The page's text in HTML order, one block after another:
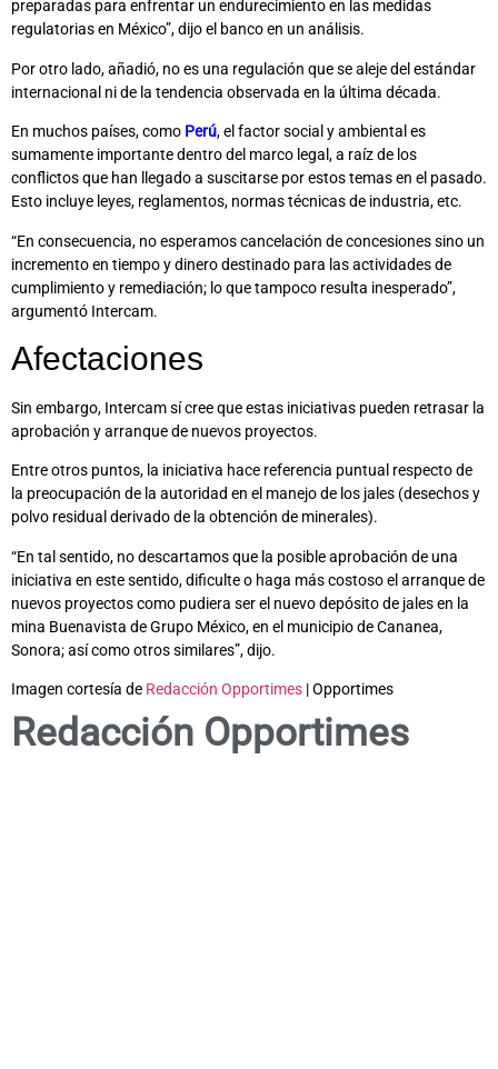
preparadas para enfrentar un endurecimiento en las medidas
regulatorias en México”, dijo el banco en un análisis.
Por otro lado, añadió, no es una regulación que se aleje del estándar
internacional ni de la tendencia observada en la última década.
En muchos países, como Perú, el factor social y ambiental es
sumamente importante dentro del marco legal, a raíz de los
conflictos que han llegado a suscitarse por estos temas en el pasado.
Esto incluye leyes, reglamentos, normas técnicas de industria, etc.
“En consecuencia, no esperamos cancelación de concesiones sino un
incremento en tiempo y dinero destinado para las actividades de
cumplimiento y remediación; lo que tampoco resulta inesperado”,
argumentó Intercam.
Afectaciones
Sin embargo, Intercam sí cree que estas iniciativas pueden retrasar la
aprobación y arranque de nuevos proyectos.
Entre otros puntos, la iniciativa hace referencia puntual respecto de
la preocupación de la autoridad en el manejo de los jales (desechos y
polvo residual derivado de la obtención de minerales).
“En tal sentido, no descartamos que la posible aprobación de una
iniciativa en este sentido, dificulte o haga más costoso el arranque de
nuevos proyectos como pudiera ser el nuevo depósito de jales en la
mina Buenavista de Grupo México, en el municipio de Cananea,
Sonora; así como otros similares”, dijo.
Imagen cortesía de Redacción Opportimes | Opportimes
Redacción Opportimes